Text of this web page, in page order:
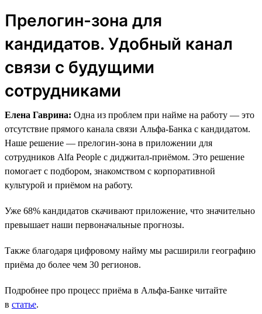
Прелогин-зона для
кандидатов. Удобный канал
связи с будущими
сотрудниками
Елена Гаврина: Одна из проблем при найме на работу — это
отсутствие прямого канала связи Альфа-Банка с кандидатом.
Наше решение — прелогин-зона в приложении для
сотрудников Alfa People с диджитал-приёмом. Это решение
помогает с подбором, знакомством с корпоративной
культурой и приёмом на работу.
Уже 68% кандидатов скачивают приложение, что значительно
превышает наши первоначальные прогнозы.
Также благодаря цифровому найму мы расширили географию
приёма до более чем 30 регионов.
Подробнее про процесс приёма в Альфа-Банке читайте
в статье.